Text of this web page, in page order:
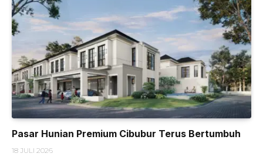
Pasar Hunian Premium Cibubur Terus Bertumbuh
18 JULI 2026